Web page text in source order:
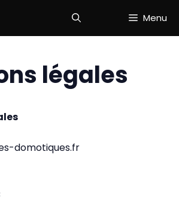
Menu
légales
domotiques.fr